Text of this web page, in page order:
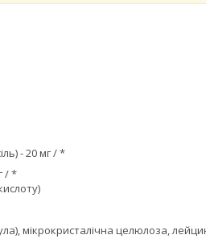
- 20 мг / *
/ *
мікрокристалічна целюлоза,